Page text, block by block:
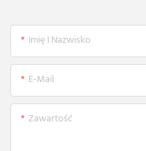
Imię I Nazwisko
E-Mail
Zawartość